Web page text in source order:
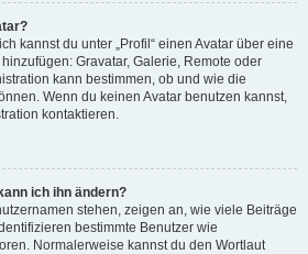
kannst du unter „Profil“ einen Avatar über eine
Gravatar, Galerie, Remote oder
kann bestimmen, ob und wie die
Wenn du keinen Avatar benutzen kannst,
kontaktieren.
ich ihn ändern?
stehen, zeigen an, wie viele Beiträge
bestimmte Benutzer wie
Normalerweise kannst du den Wortlaut